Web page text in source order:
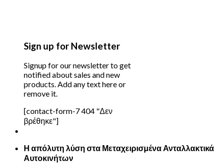
Sign up for Newsletter
Signup for our newsletter to get
notified about sales and new
products. Add any text here or
remove it.
[contact-form-7 404 "Δεν
βρέθηκε"]
Η απόλυτη λύση στα Μεταχειρισμένα Ανταλλακτικά
Αυτοκινήτων